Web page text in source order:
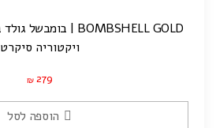
BOMBSHELL GOLD | בומבשל גולד בושם א.ד.פ | 100 מ”ל
ויקטוריה סיקרט
₪ 279
הוספה לסל